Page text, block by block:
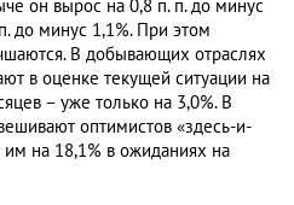
он вырос на 0,8 п. п. до минус
до минус 1,1%. При этом
В добывающих отраслях
в оценке текущей ситуации на
– уже только на 3,0%. В
оптимистов «здесь-и-
им на 18,1% в ожиданиях на